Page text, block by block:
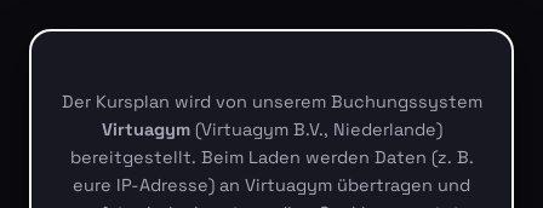
Der Kursplan wird von unserem Buchungssystem
Virtuagym(Virtuagym B.V., Niederlande)
bereitgestellt. Beim Laden werden Daten (z. B.
eure IP-Adresse) an Virtuagym übertragen und